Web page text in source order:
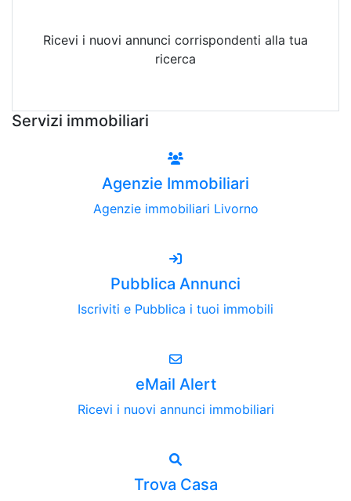
Ricevi i nuovi annunci corrispondenti alla tua
ricerca
Servizi immobiliari
Agenzie Immobiliari
Agenzie immobiliari Livorno
Pubblica Annunci
Iscriviti e Pubblica i tuoi immobili
eMail Alert
Ricevi i nuovi annunci immobiliari
Trova Casa